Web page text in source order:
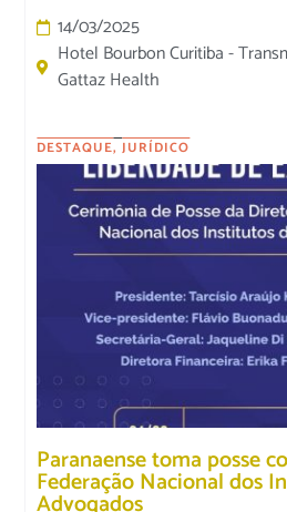
14/03/2025
Hotel Bourbon Curitiba -
Gattaz Health
DESTAQUE,JURÍDICO
Paranaense toma posse
Federação Nacional dos
Advogados